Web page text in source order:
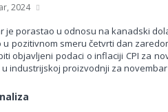
2024
je porastao u odnosu na kanadski
u pozitivnom smeru četvrti dan
objavljeni podaci o inflaciji CPI za
u industrijskoj proizvodnji za